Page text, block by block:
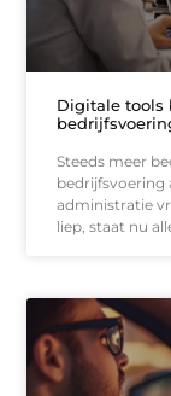
Digitale tools
Steeds meer
bedrijfsvoering
administratie
liep, staat nu